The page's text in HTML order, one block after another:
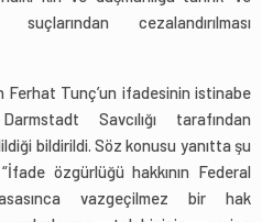
suçlarından cezalandırılması
Ferhat Tunç’un ifadesinin istinabe
Savcılığı tarafından
bildirildi. Söz konusu yanıtta şu
özgürlüğü hakkının Federal
vazgeçilmez bir hak